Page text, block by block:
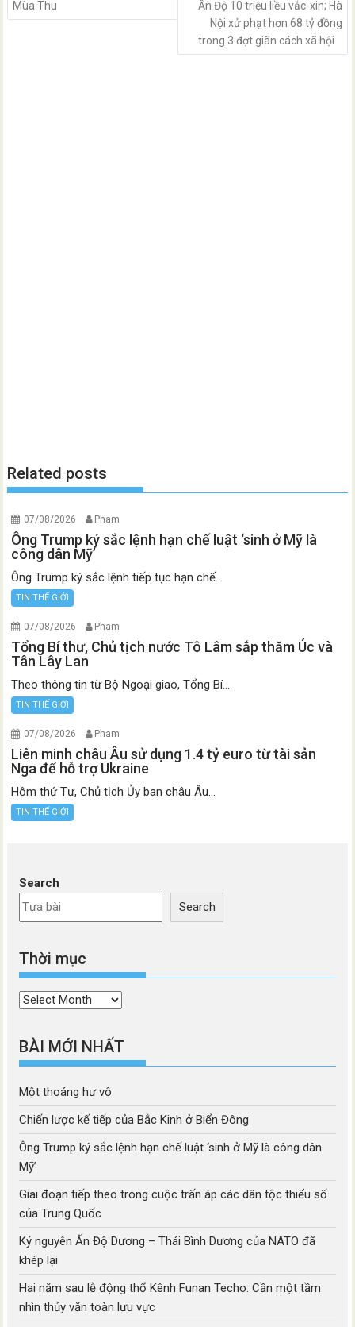
Mùa Thu
Ấn Độ 10 triệu liều vắc-xin; Hà
Nội xử phạt hơn 68 tỷ đồng
trong 3 đợt giãn cách xã hội
Related posts
07/08/2026 Pham
Ông Trump ký sắc lệnh hạn chế luật ‘sinh ở Mỹ là
công dân Mỹ’
Ông Trump ký sắc lệnh tiếp tục hạn chế...
TIN THẾ GIỚI
07/08/2026 Pham
Tổng Bí thư, Chủ tịch nước Tô Lâm sắp thăm Úc và
Tân Lây Lan
Theo thông tin từ Bộ Ngoại giao, Tổng Bí...
TIN THẾ GIỚI
07/08/2026 Pham
Liên minh châu Âu sử dụng 1.4 tỷ euro từ tài sản
Nga để hỗ trợ Ukraine
Hôm thứ Tư, Chủ tịch Ủy ban châu Âu...
TIN THẾ GIỚI
Search
Search
Thời mục
Thời
BÀI MỚI NHẤT
Một thoáng hư vô
Chiến lược kế tiếp của Bắc Kinh ở Biển Đông
Ông Trump ký sắc lệnh hạn chế luật ‘sinh ở Mỹ là công dân
Mỹ’
Giai đoạn tiếp theo trong cuộc trấn áp các dân tộc thiểu số
của Trung Quốc
Kỷ nguyên Ấn Độ Dương – Thái Bình Dương của NATO đã
khép lại
Hai năm sau lễ động thổ Kênh Funan Techo: Cần một tầm
nhìn thủy văn toàn lưu vực